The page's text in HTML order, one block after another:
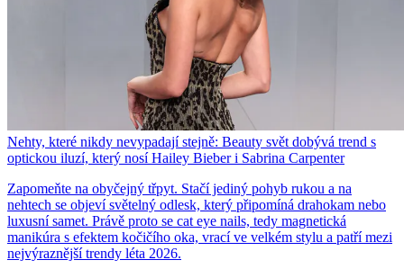
Nehty, které nikdy nevypadají stejně: Beauty svět dobývá trend s
optickou iluzí, který nosí Hailey Bieber i Sabrina Carpenter
Zapomeňte na obyčejný třpyt. Stačí jediný pohyb rukou a na
nehtech se objeví světelný odlesk, který připomíná drahokam nebo
luxusní samet. Právě proto se cat eye nails, tedy magnetická
manikúra s efektem kočičího oka, vrací ve velkém stylu a patří mezi
nejvýraznější trendy léta 2026.